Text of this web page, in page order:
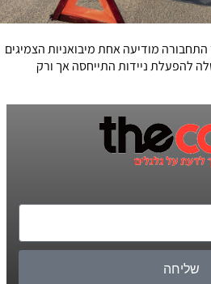
מודיעה אחת מיבואניות הצמיגים
להפעלת ניידות התייחסה אך ורק
שליחה